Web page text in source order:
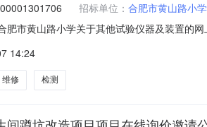
招标单位： 合肥市黄山路小学
肥市黄山路小学关于其他试验仪器及装置的
山路小学采购单位地址:/三、成交信息交易
14:24
维修 检测